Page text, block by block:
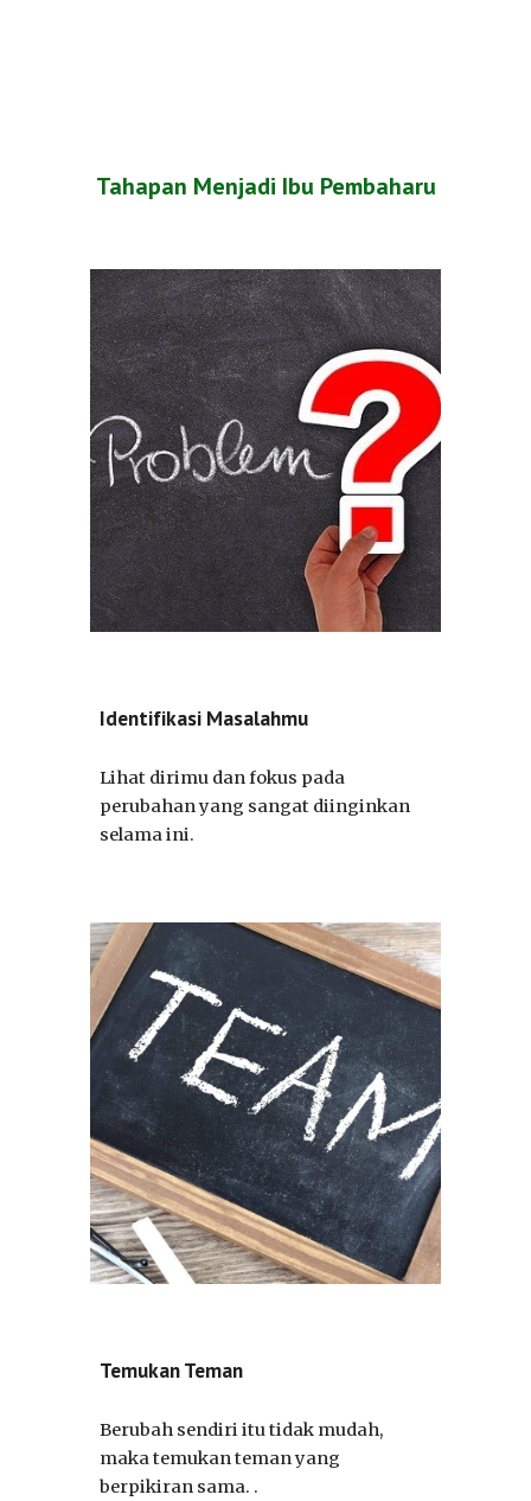
Tahapan Menjadi Ibu Pembaharu
Identifikasi Masalahmu
Lihat dirimu dan fokus pada
perubahan yang sangat diinginkan
selama ini.
Temukan Teman
Berubah sendiri itu tidak mudah,
maka temukan teman yang
berpikiran sama. .